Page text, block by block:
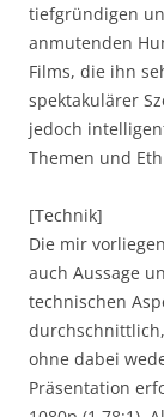
tiefgründigen
anmutenden
Films, die ihn
spektakulärer
jedoch
Themen und
[Technik]
Die mir
auch Aussage
technischen
ohne dabei
Präsentation